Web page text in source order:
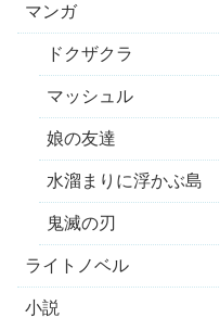
マンガ
ドクザクラ
マッシュル
娘の友達
水溜まりに浮かぶ島
鬼滅の刃
ライトノベル
小説